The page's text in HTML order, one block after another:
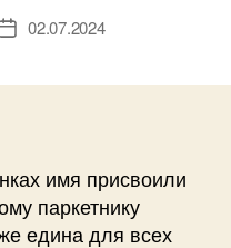
Дата02.07.2024
имя присвоили
паркетнику
едина для всех